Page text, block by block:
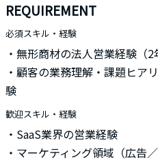
REQUIREMENT
必須スキル・経験
・無形商材の法人営業経験（2
・顧客の業務理解・課題ヒア
験
歓迎スキル・経験
・SaaS業界の営業経験
・マーケティング領域（広告